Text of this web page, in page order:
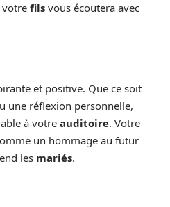
votre fils vous écoutera avec
et positive. Que ce soit
une réflexion personnelle,
à votre auditoire. Votre
un hommage au futur
les mariés.